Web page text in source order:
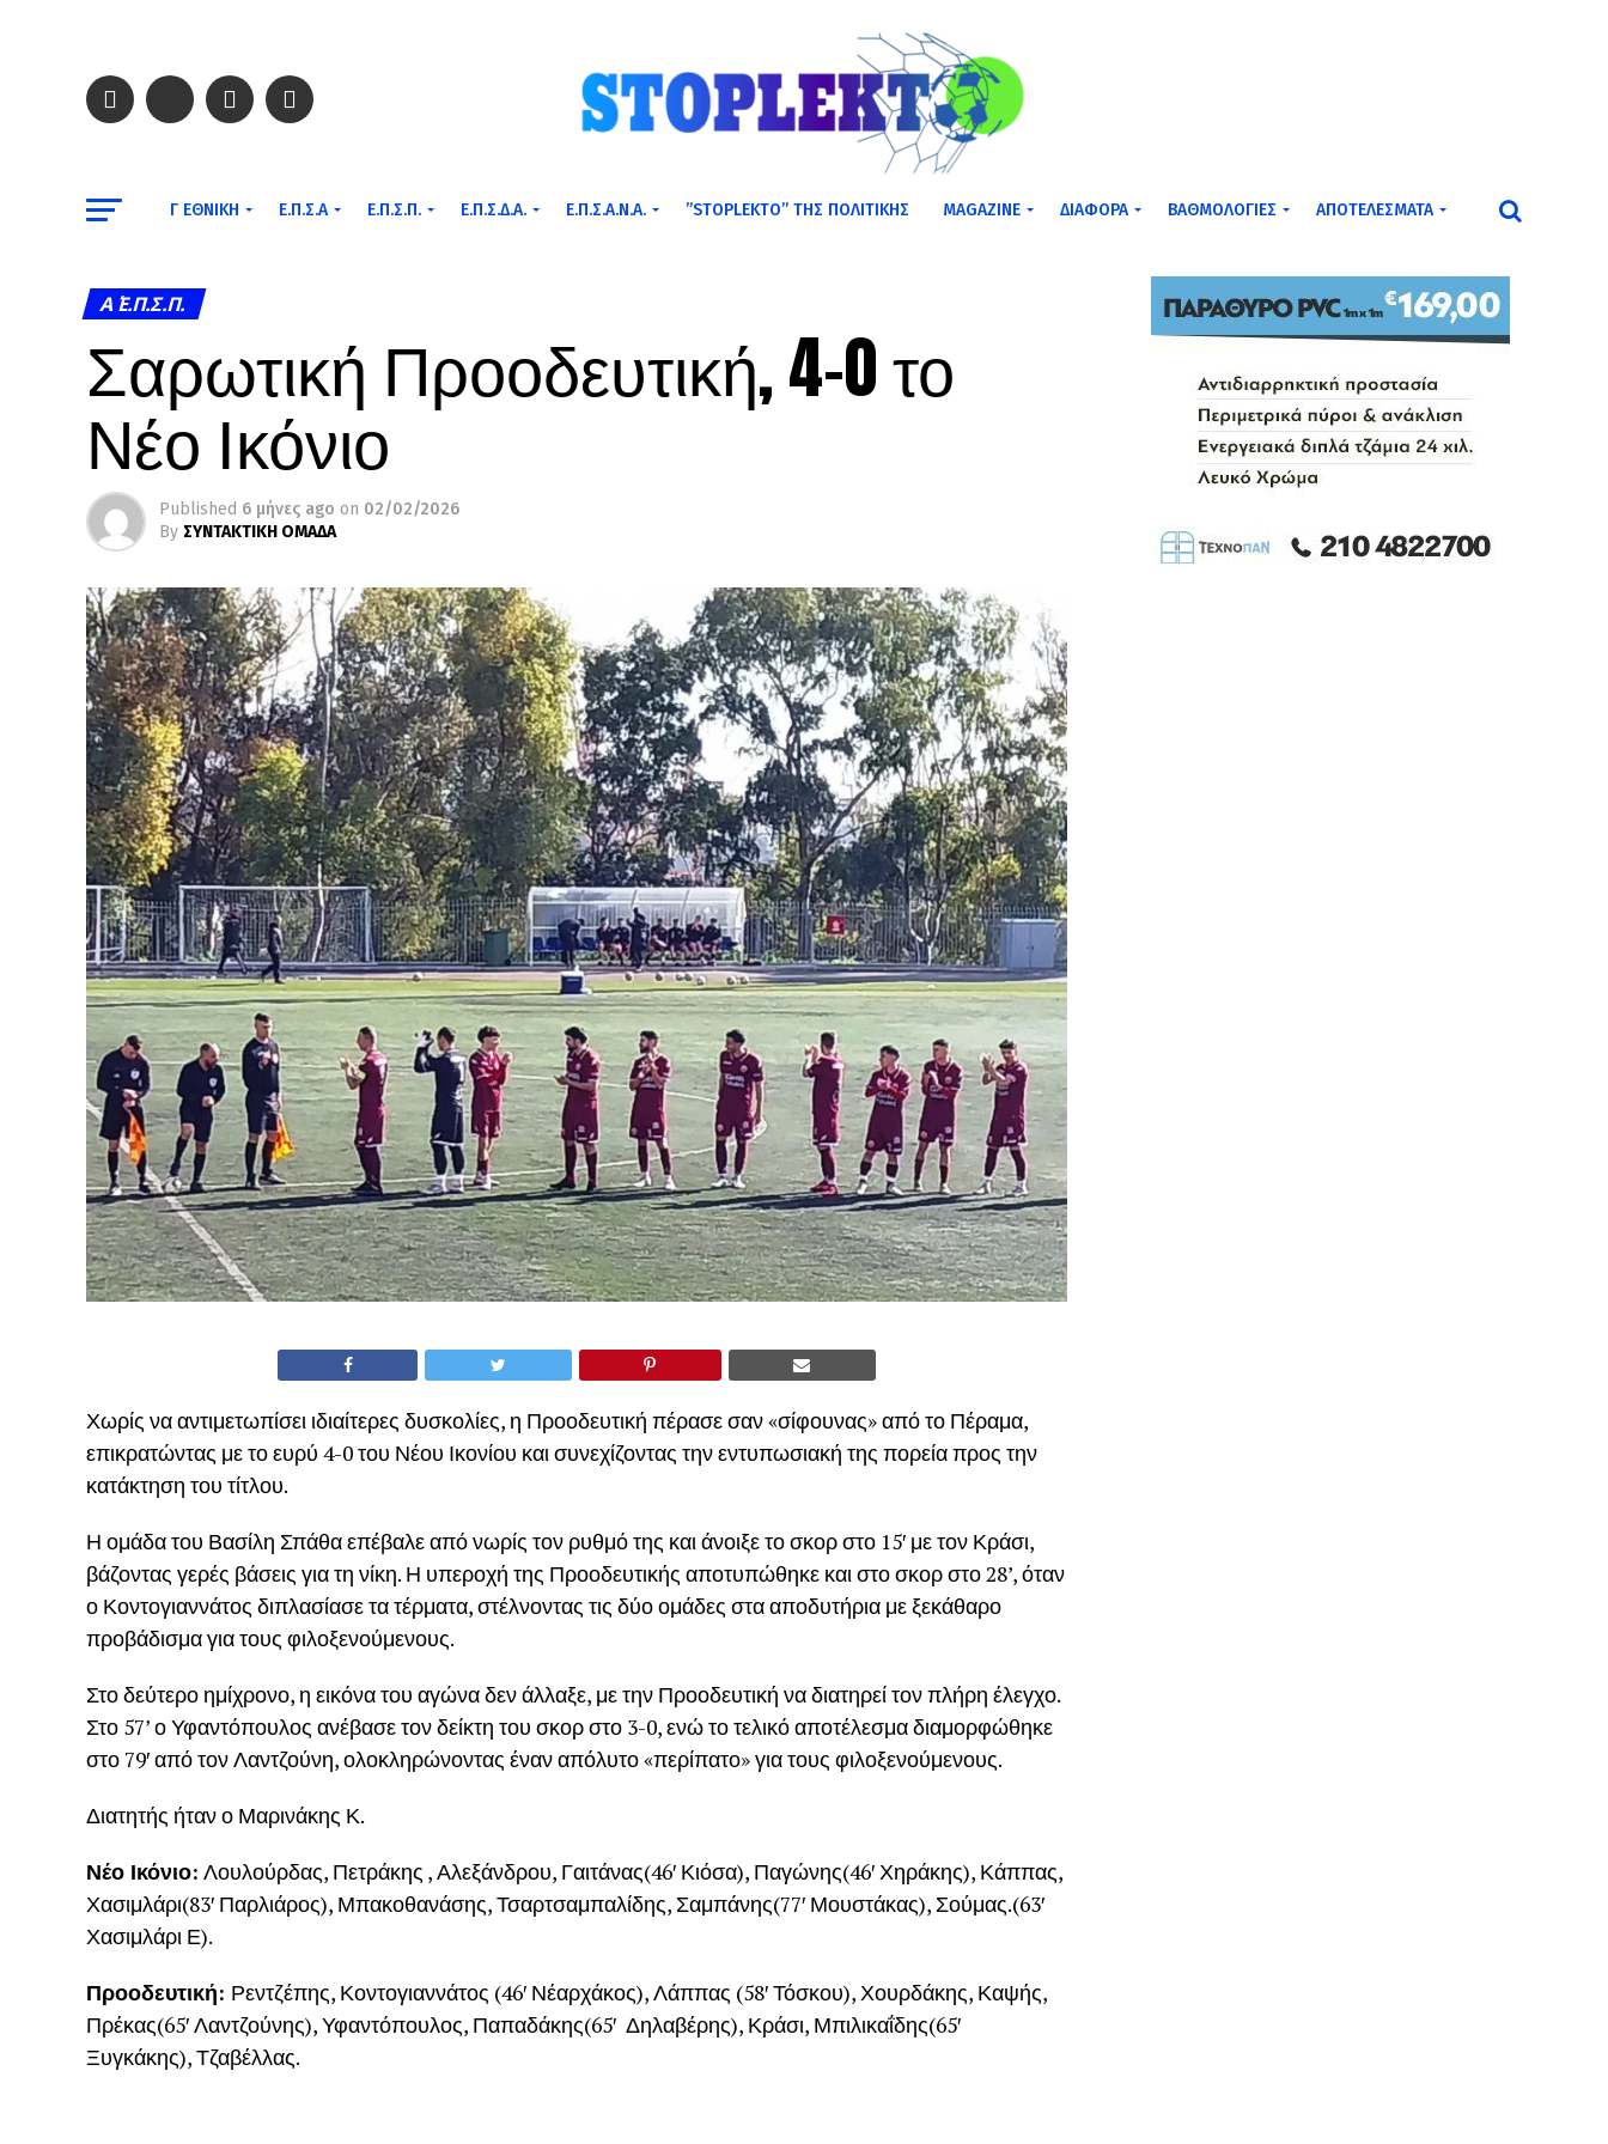
Γ ΕΘΝΙΚΉ Ε.Π.Σ.Α Ε.Π.Σ.Π. Ε.Π.Σ.Δ.Α. Ε.Π.Σ.Α.Ν.Α. ”STOPLEKTO” ΤΗΣ ΠΟΛΙΤΙΚΗΣ MAGAZINE ΔΙΆΦΟΡΑ ΒΑΘΜΟΛΟΓΊΕΣ ΑΠΟΤΕΛΈΣΜΑΤΑ
Α΄ Ε.Π.Σ.Π.
Σαρωτική Προοδευτική, 4-0 το
Νέο Ικόνιο
Published 6 μήνες ago on 02/02/2026
By ΣΥΝΤΑΚΤΙΚΗ ΟΜΑΔΑ
Χωρίς να αντιμετωπίσει ιδιαίτερες δυσκολίες, η Προοδευτική πέρασε σαν «σίφουνας» από το Πέραμα,
επικρατώντας με το ευρύ 4-0 του Νέου Ικονίου και συνεχίζοντας την εντυπωσιακή της πορεία προς την
κατάκτηση του τίτλου.
Η ομάδα του Βασίλη Σπάθα επέβαλε από νωρίς τον ρυθμό της και άνοιξε το σκορ στο 15′ με τον Κράσι,
βάζοντας γερές βάσεις για τη νίκη. Η υπεροχή της Προοδευτικής αποτυπώθηκε και στο σκορ στο 28’, όταν
ο Κοντογιαννάτος διπλασίασε τα τέρματα, στέλνοντας τις δύο ομάδες στα αποδυτήρια με ξεκάθαρο
προβάδισμα για τους φιλοξενούμενους.
Στο δεύτερο ημίχρονο, η εικόνα του αγώνα δεν άλλαξε, με την Προοδευτική να διατηρεί τον πλήρη έλεγχο.
Στο 57’ ο Υφαντόπουλος ανέβασε τον δείκτη του σκορ στο 3-0, ενώ το τελικό αποτέλεσμα διαμορφώθηκε
στο 79′ από τον Λαντζούνη, ολοκληρώνοντας έναν απόλυτο «περίπατο» για τους φιλοξενούμενους.
Διατητής ήταν ο Μαρινάκης Κ.
Νέο Ικόνιο: Λουλούρδας, Πετράκης , Αλεξάνδρου, Γαιτάνας(46′ Κιόσα), Παγώνης(46′ Χηράκης), Κάππας,
Χασιμλάρι(83′ Παρλιάρος), Μπακοθανάσης, Τσαρτσαμπαλίδης, Σαμπάνης(77′ Μουστάκας), Σούμας.(63′
Χασιμλάρι Ε).
Προοδευτική: Ρεντζέπης, Κοντογιαννάτος (46′ Νέαρχάκος), Λάππας (58′ Τόσκου), Χουρδάκης, Καψής,
Πρέκας(65′ Λαντζούνης), Υφαντόπουλος, Παπαδάκης(65′ Δηλαβέρης), Κράσι, Μπιλικαΐδης(65′
Ξυγκάκης), Τζαβέλλας.